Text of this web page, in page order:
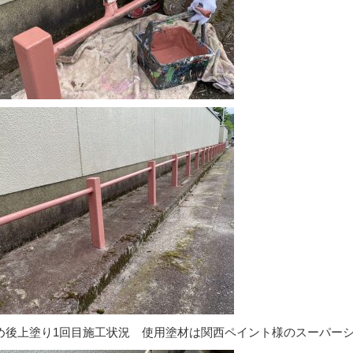
後上塗り1回目施工状況 使用塗材は関西ペイント様のスーパー